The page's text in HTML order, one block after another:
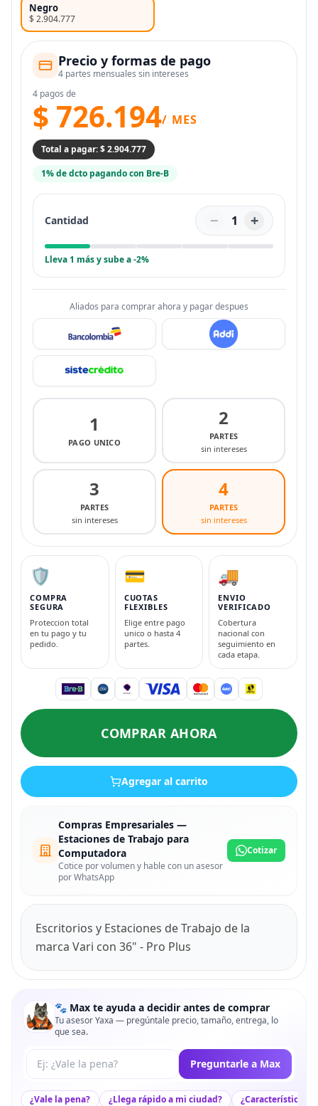
Negro
$ 2.904.777
Precio y formas de pago
4 partes mensuales sin intereses
4 pagos de
$ 726.194/ MES
Total a pagar: $ 2.904.777
1% de dcto pagando con Bre-B
Cantidad − 1 +
Lleva 1 más y sube a -2%
Aliados para comprar ahora y pagar despues
1
PAGO UNICO
2
PARTES
sin intereses
3
PARTES
sin intereses
4
PARTES
sin intereses
🛡️
COMPRA
SEGURA
Proteccion total
en tu pago y tu
pedido.
💳
CUOTAS
FLEXIBLES
Elige entre pago
unico o hasta 4
partes.
🚚
ENVIO
VERIFICADO
Cobertura
nacional con
seguimiento en
cada etapa.
COMPRAR AHORA
Agregar al carrito
Compras Empresariales —
Estaciones de Trabajo para
Computadora
Cotice por volumen y hable con un asesor
por WhatsApp
Cotizar
Escritorios y Estaciones de Trabajo de la
marca Vari con 36" - Pro Plus
🐾 Max te ayuda a decidir antes de comprar
Tu asesor Yaxa — pregúntale precio, tamaño, entrega, lo
que sea.
Tu pregunta a Max Preguntarle a Max
¿Vale la pena? ¿Llega rápido a mi ciudad? ¿Características